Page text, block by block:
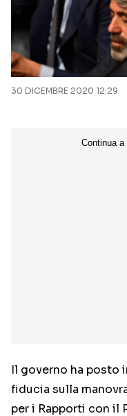
30 DICEMBRE 2020 12:29
Il governo ha posto
fiducia sulla
per i Rapporti con il